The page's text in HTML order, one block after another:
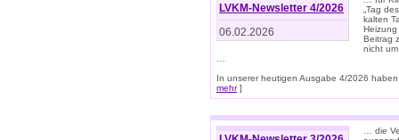
LVKM-Newsletter 4/2026
06.02.2026
„Tag
kalten
Beitrag
nicht
In unserer heutigen Ausgabe 4/2026
mehr]
… die